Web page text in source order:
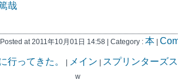
哉
Posted at 2011年10月01日 14:58 | Category : 本
行ってきた。 メイン スプリンターズ
w